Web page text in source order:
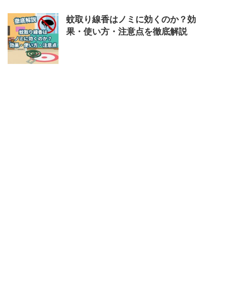
蚊取り線香はノミに効くのか？効
果・使い方・注意点を徹底解説